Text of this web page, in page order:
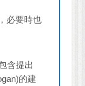
必要時也
含提出
的建